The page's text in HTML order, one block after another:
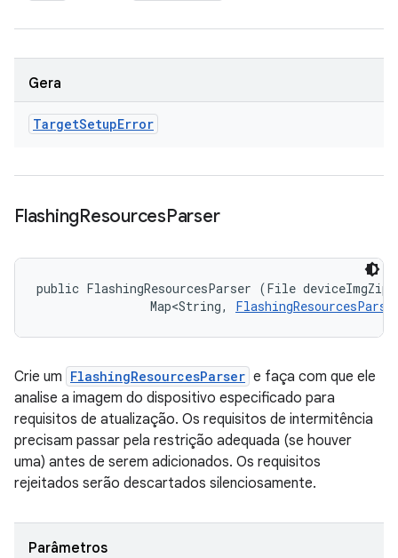
Gera
TargetSetupError
FlashingResourcesParser
public FlashingResourcesParser (File
                Map<String,
Crie um FlashingResourcesParser e faça com que ele
analise a imagem do dispositivo especificado para
requisitos de atualização. Os requisitos de intermitência
precisam passar pela restrição adequada (se houver
uma) antes de serem adicionados. Os requisitos
rejeitados serão descartados silenciosamente.
Parâmetros